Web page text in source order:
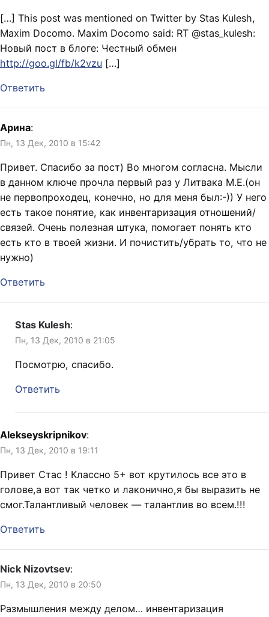
[…] This post was mentioned on Twitter by Stas Kulesh,
Maxim Docomo. Maxim Docomo said: RT @stas_kulesh:
Новый пост в блоге: Честный обмен
http://goo.gl/fb/k2vzu […]
Ответить
Арина:
Пн, 13 Дек, 2010 в 15:42
Привет. Спасибо за пост) Во многом согласна. Мысли
в данном ключе прочла первый раз у Литвака М.Е.(он
не первопроходец, конечно, но для меня был:-)) У него
есть такое понятие, как инвентаризация отношений/
связей. Очень полезная штука, помогает понять кто
есть кто в твоей жизни. И почистить/убрать то, что не
нужно)
Ответить
Stas Kulesh:
Пн, 13 Дек, 2010 в 21:05
Посмотрю, спасибо.
Ответить
Alekseyskripnikov:
Пн, 13 Дек, 2010 в 19:11
Привет Стас ! Классно 5+ вот крутилось все это в
голове,а вот так четко и лаконично,я бы выразить не
смог.Талантливый человек — талантлив во всем.!!!
Ответить
Nick Nizovtsev:
Пн, 13 Дек, 2010 в 20:50
Размышления между делом… инвентаризация